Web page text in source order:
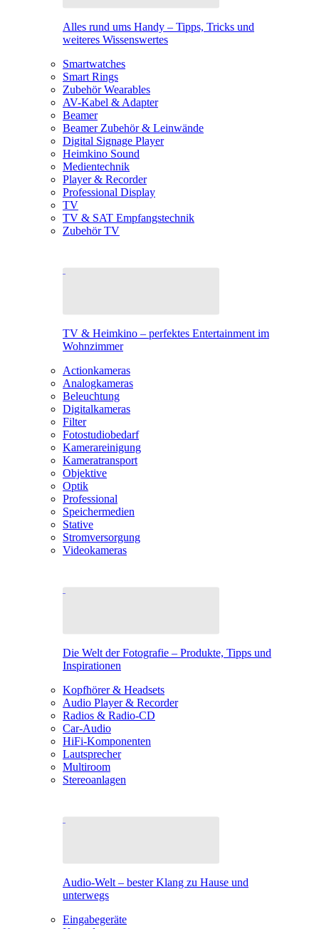
Alles rund ums Handy – Tipps, Tricks und
weiteres Wissenswertes
Smartwatches
Smart Rings
Zubehör Wearables
AV-Kabel & Adapter
Beamer
Beamer Zubehör & Leinwände
Digital Signage Player
Heimkino Sound
Medientechnik
Player & Recorder
Professional Display
TV
TV & SAT Empfangstechnik
Zubehör TV
TV & Heimkino – perfektes Entertainment im
Wohnzimmer
Actionkameras
Analogkameras
Beleuchtung
Digitalkameras
Filter
Fotostudiobedarf
Kamerareinigung
Kameratransport
Objektive
Optik
Professional
Speichermedien
Stative
Stromversorgung
Videokameras
Die Welt der Fotografie – Produkte, Tipps und
Inspirationen
Kopfhörer & Headsets
Audio Player & Recorder
Radios & Radio-CD
Car-Audio
HiFi-Komponenten
Lautsprecher
Multiroom
Stereoanlagen
Audio-Welt – bester Klang zu Hause und
unterwegs
Eingabegeräte